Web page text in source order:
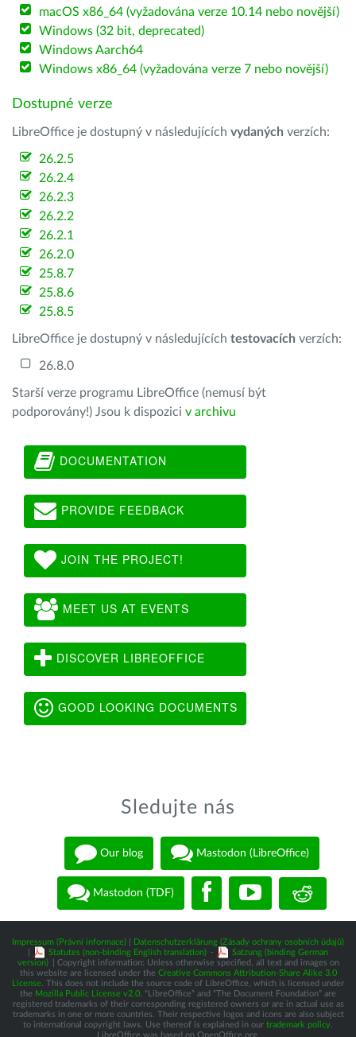
macOS x86_64 (vyžadována verze 10.14 nebo novější)
Windows (32 bit, deprecated)
Windows Aarch64
Windows x86_64 (vyžadována verze 7 nebo novější)
Dostupné verze
LibreOffice je dostupný v následujících vydaných verzích:
26.2.5
26.2.4
26.2.3
26.2.2
26.2.1
26.2.0
25.8.7
25.8.6
25.8.5
LibreOffice je dostupný v následujících testovacích verzích:
26.8.0
Starší verze programu LibreOffice (nemusí být
podporovány!) Jsou k dispozici v archivu
DOCUMENTATION
PROVIDE FEEDBACK
JOIN THE PROJECT!
MEET US AT EVENTS
DISCOVER LIBREOFFICE
GOOD LOOKING DOCUMENTS
Sledujte nás
Our blog Mastodon (LibreOffice)
Mastodon (TDF)
Impressum (Právní informace)
Datenschutzerklärung (Zásady ochrany osobních údajů)
Statutes (non-binding English translation) -
Satzung (binding German
version)
| Copyright information: Unless otherwise specified, all text and images on
this website are licensed under the Creative Commons Attribution-Share Alike 3.0
License . This does not include the source code of LibreOffice, which is licensed under
the Mozilla Public License v2.0 . “LibreOffice” and “The Document Foundation” are
registered trademarks of their corresponding registered owners or are in actual use as
trademarks in one or more countries. Their respective logos and icons are also subject
to international copyright laws. Use thereof is explained in our trademark policy
LibreOffice was based on OpenOffice.org.